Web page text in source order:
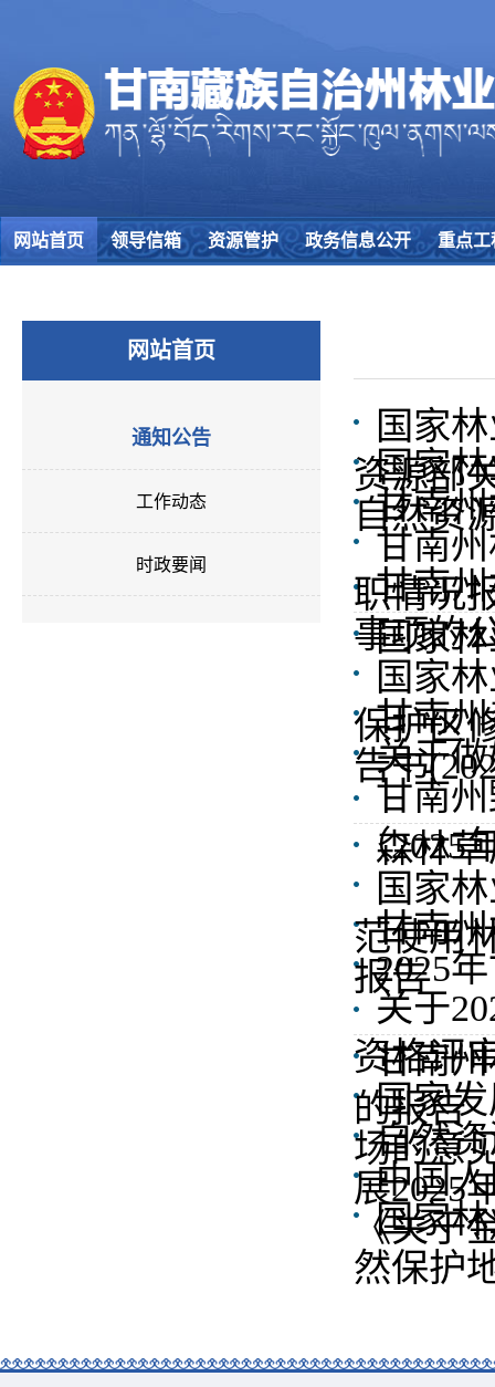
网站首页 领导信箱 资源管护 政务信息公开 重点工
网站首页
通知公告
工作动态
时政要闻
国家
资源部
国家
自然资
甘南
甘南
职情况
甘南
事项的
国家
国家
保护区
甘南
告书
关于
甘南
（2025
森林
国家
范使用
甘南
报告
2025
关于
资格评
甘南
的报告
国家
场的意
自然
展2025
中国
《关于
国家
然保护